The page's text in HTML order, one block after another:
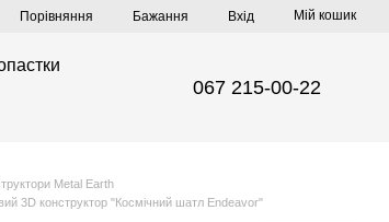
Порівняння Бажання Вхід Мій кошик
067 215-00-22
Metal Earth
3D конструктор "Космічний шатл Endeavor"